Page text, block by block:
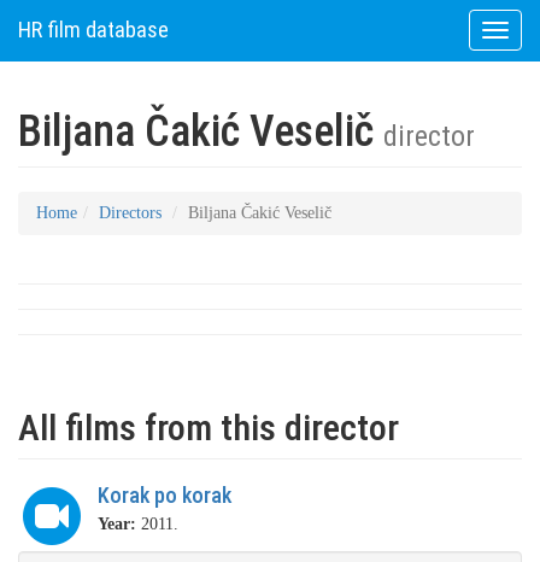
Toggle
HR film database
Biljana Čakić Veselič director
Home Directors Biljana Čakić Veselič
All films from this director
Korak po korak
Year: 2011.